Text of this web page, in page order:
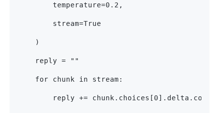
        temperature=0.2,
        stream=True
    )
    reply = ""
    for chunk in stream:
reply +=